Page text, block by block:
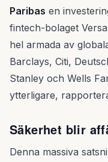
Paribas en
fintech-bolaget
hel armada av
Barclays, Citi,
Stanley och Wells
ytterligare,
Säkerhet blir
Denna massiva